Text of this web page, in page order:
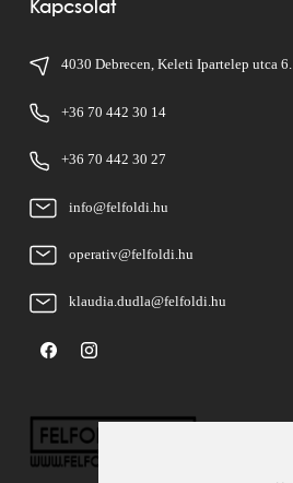
Kapcsolat
4030 Debrecen, Keleti Ipartelep utca 6.
+36 70 442 30 14
+36 70 442 30 27
info@felfoldi.hu
operativ@felfoldi.hu
klaudia.dudla@felfoldi.hu